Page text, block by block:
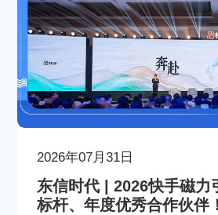
2026年07月31日
东信时代 | 2026快手磁力
标杆、年度优秀合作伙伴！